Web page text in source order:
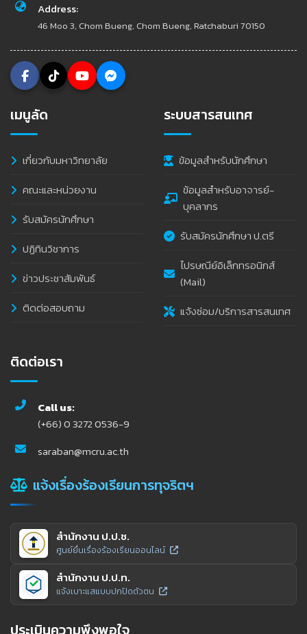
Address:
46 Moo 3, Chom Bueng, Chom Bueng, Ratchaburi 70150
เมนูลัด
เกี่ยวกับมหาวิทยาลัย
คณะและหน่วยงาน
รับสมัครนักศึกษา
ปฏิทินวิชาการ
ข่าวประชาสัมพันธ์
ติดต่อสอบถาม
ระบบสารสนเทศ
ข้อมูลสำหรับนักศึกษา
ข้อมูลสำหรับอาจารย์-
บุคลากร
รับสมัครนักศึกษา ป.ตรี
ไปรษณีย์อิเล็กทรอนิกส์
(Mail)
แจ้งซ่อม/บริการสารสนเทศ
ติดต่อเรา
Call us:
(+66) 0 3272 0536-9
saraban@mcru.ac.th
แจ้งเรื่องร้องเรียนการทุจริตฯ
สำนักงาน ป.ป.ช.
ศูนย์ยื่นเรื่องร้องเรียนออนไลน์
สำนักงาน ป.ป.ท.
แจ้งเบาะแสแบบปกปิดตัวตน
ประเมินความพึงพอใจ